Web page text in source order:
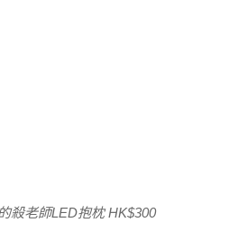
殺老師LED抱枕 HK$300